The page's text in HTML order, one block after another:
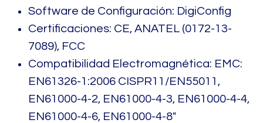
Software de Configuración: DigiConfig
Certificaciones: CE, ANATEL (0172-13-
7089), FCC
Compatibilidad Electromagnética: EMC:
EN61326-1:2006 CISPR11/EN55011,
EN61000-4-2, EN61000-4-3, EN61000-4-4,
EN61000-4-6, EN61000-4-8″